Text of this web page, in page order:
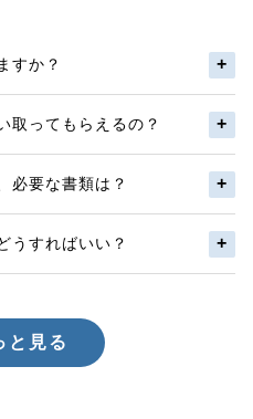
すか？
取ってもらえるの？
必要な書類は？
うすればいい？
と見る